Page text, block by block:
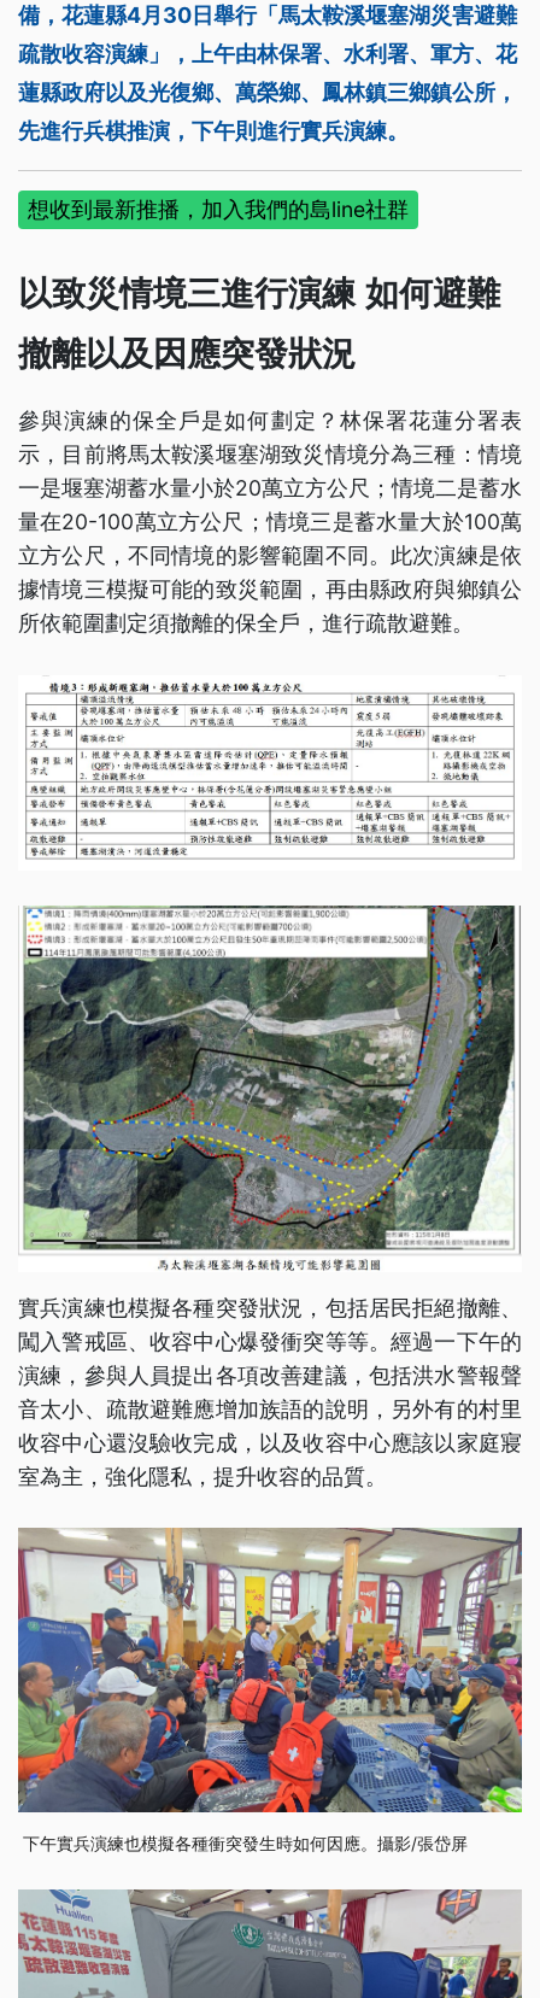
備，花蓮縣4月30日舉行「馬太鞍溪堰塞湖災害避難
疏散收容演練」，上午由林保署、水利署、軍方、花
蓮縣政府以及光復鄉、萬榮鄉、鳳林鎮三鄉鎮公所，
先進行兵棋推演，下午則進行實兵演練。
想收到最新推播，加入我們的島line社群
以致災情境三進行演練 如何避難
撤離以及因應突發狀況
參與演練的保全戶是如何劃定？林保署花蓮分署表
示，目前將馬太鞍溪堰塞湖致災情境分為三種：情境
一是堰塞湖蓄水量小於20萬立方公尺；情境二是蓄水
量在20-100萬立方公尺；情境三是蓄水量大於100萬
立方公尺，不同情境的影響範圍不同。此次演練是依
據情境三模擬可能的致災範圍，再由縣政府與鄉鎮公
所依範圍劃定須撤離的保全戶，進行疏散避難。
實兵演練也模擬各種突發狀況，包括居民拒絕撤離、
闖入警戒區、收容中心爆發衝突等等。經過一下午的
演練，參與人員提出各項改善建議，包括洪水警報聲
音太小、疏散避難應增加族語的說明，另外有的村里
收容中心還沒驗收完成，以及收容中心應該以家庭寢
室為主，強化隱私，提升收容的品質。
下午實兵演練也模擬各種衝突發生時如何因應。攝影/張岱屏